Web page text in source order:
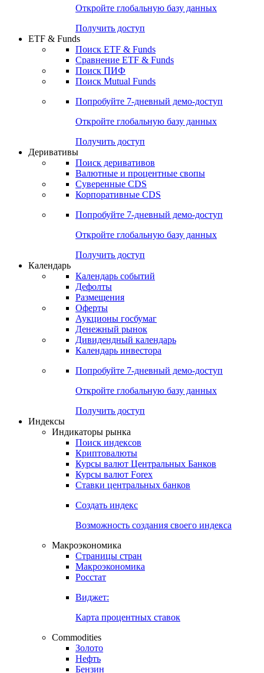
Поиск кредитов
Попробуйте7-дневный
Откройте глобальную базу данных
Получить доступ
ETF & Funds
Сравнение ETF & Funds
Поиск Mutual Funds
Попробуйте7-дневный
Откройте глобальную базу данных
Получить доступ
Деривативы
Валютные и процентные свопы
Корпоративные CDS
Попробуйте7-дневный
Откройте глобальную базу данных
Получить доступ
Календарь
Календарь событий
Дефолты
Размещения
Оферты
Денежный рынок
Календарь инвестора
Попробуйте7-дневный
Откройте глобальную базу данных
Получить доступ
Индикаторы рынка
Поиск индексов
Курсы валют Центральных Банков
Ставки центральных банков
Создать индекс
Возможность создания своего индекса
Страницы стран
Росстат
Виджет:
Карта процентных ставок